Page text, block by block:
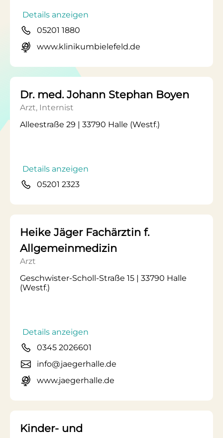
Details anzeigen
05201 1880
www.klinikumbielefeld.de
Dr. med. Johann Stephan Boyen
Arzt, Internist
Alleestraße 29 | 33790 Halle (Westf.)
Details anzeigen
05201 2323
Heike Jäger Fachärztin f.
Allgemeinmedizin
Arzt
Geschwister-Scholl-Straße 15 | 33790 Halle
(Westf.)
Details anzeigen
0345 2026601
info@jaegerhalle.de
www.jaegerhalle.de
Kinder- und